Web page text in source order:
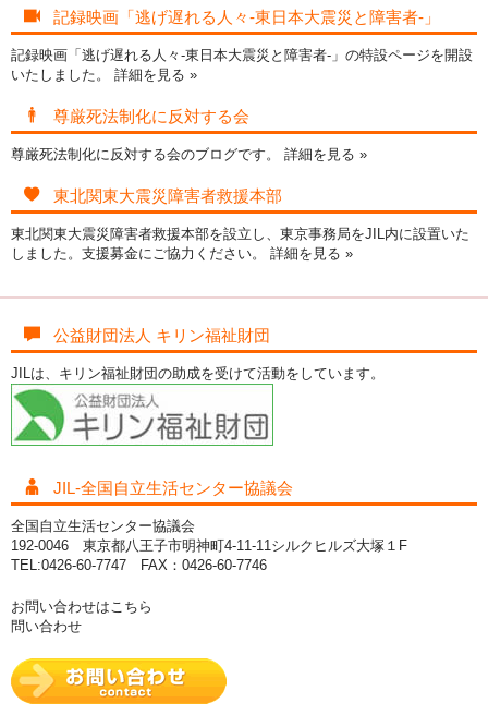
記録映画「逃げ遅れる人々-東日本大震災と障害者-」
記録映画「逃げ遅れる人々-東日本大震災と障害者-」の特設ページを開設
いたしました。 詳細を見る »
尊厳死法制化に反対する会
尊厳死法制化に反対する会のブログです。 詳細を見る »
東北関東大震災障害者救援本部
東北関東大震災障害者救援本部を設立し、東京事務局をJIL内に設置いた
しました。支援募金にご協力ください。 詳細を見る »
公益財団法人 キリン福祉財団
JILは、キリン福祉財団の助成を受けて活動をしています。
JIL-全国自立生活センター協議会
全国自立生活センター協議会
192-0046 東京都八王子市明神町4-11-11シルクヒルズ大塚１F
TEL:0426-60-7747 FAX：0426-60-7746
お問い合わせはこちら
問い合わせ